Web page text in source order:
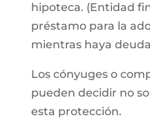
hipoteca. (Entidad
préstamo para la
mientras haya
Los cónyuges o
pueden decidir no
esta protección.